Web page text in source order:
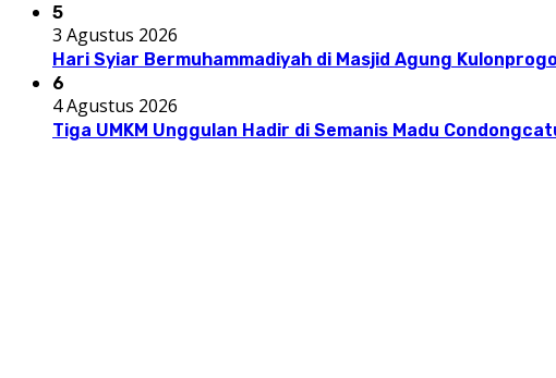
5
3 Agustus 2026
Hari Syiar Bermuhammadiyah di Masjid Agung
6
4 Agustus 2026
Tiga UMKM Unggulan Hadir di Semanis Madu